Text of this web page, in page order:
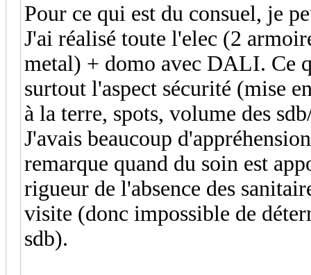
Pour ce qui est du consuel, je
J'ai réalisé toute l'elec (2
metal) + domo avec DALI. Ce
surtout l'aspect sécurité (mise
à la terre, spots, volume des
J'avais beaucoup
remarque quand du soin est
rigueur de l'absence des
visite (donc impossible de
sdb).